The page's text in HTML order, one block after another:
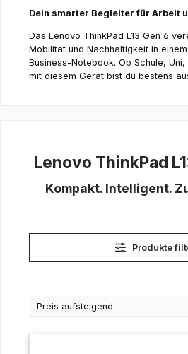
Dein smarter Begleiter für Arbeit
Das Lenovo ThinkPad L13 Gen 6
Mobilität und Nachhaltigkeit in
Business-Notebook. Ob Schule,
mit diesem Gerät bist du bestens
Lenovo ThinkPad
Kompakt. Intelligent.
Produkte